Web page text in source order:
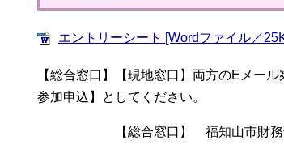
エントリーシート [Wordファイル／
【総合窓口】【現地窓口】両方のEメー
参加申込】としてください。
【総合窓口】 福知山市財務